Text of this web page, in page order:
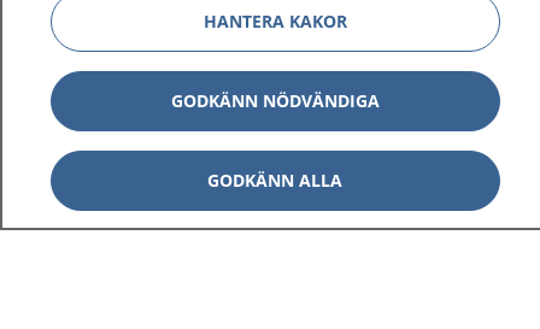
1177 ger dig råd när du vill må bättre.
1177 på flera språk Visa
Visa
HANTERA KAKOR
GODKÄNN NÖDVÄNDIGA
GODKÄNN ALLA